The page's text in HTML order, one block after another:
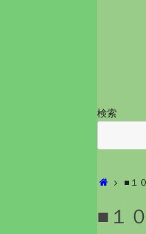
検索
ホ
ム
■１
■１